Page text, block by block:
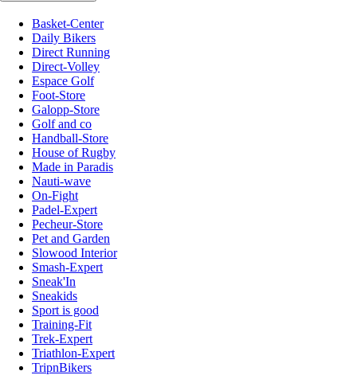
Basket-Center
Daily Bikers
Direct Running
Direct-Volley
Espace Golf
Foot-Store
Galopp-Store
Golf and co
Handball-Store
House of Rugby
Made in Paradis
Nauti-wave
On-Fight
Padel-Expert
Pecheur-Store
Pet and Garden
Slowood Interior
Smash-Expert
Sneak'In
Sneakids
Sport is good
Training-Fit
Trek-Expert
Triathlon-Expert
TripnBikers